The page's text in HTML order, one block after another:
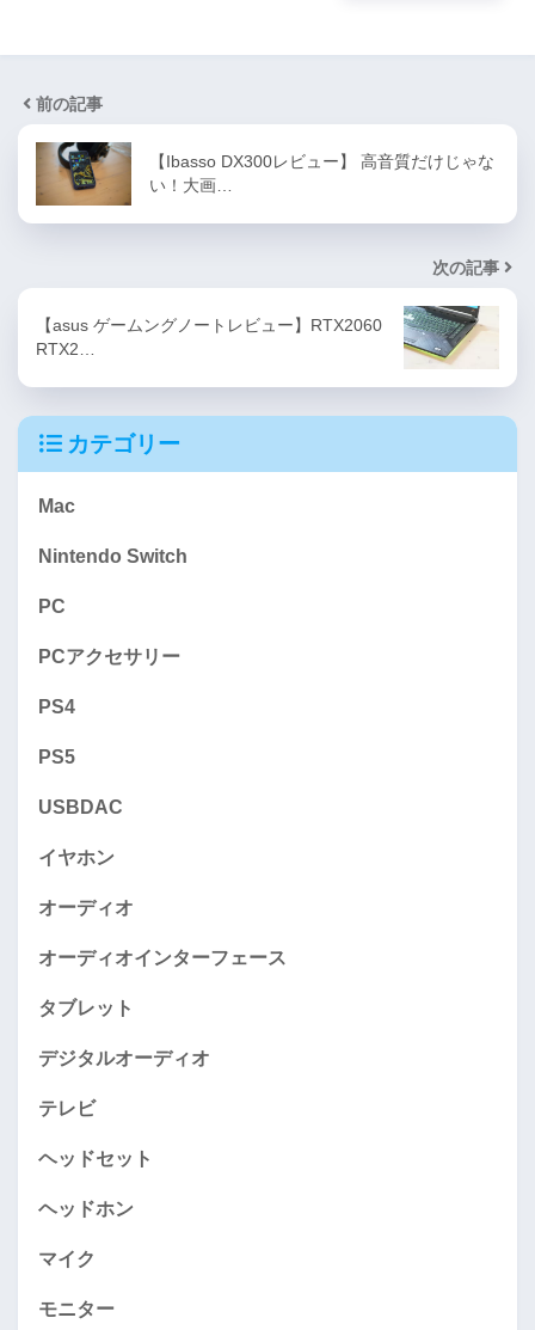
前の記事
【Ibasso DX300レビュー】 高音質だけじゃな
い！大画…
次の記事
【asus ゲームングノートレビュー】RTX2060
RTX2…
カテゴリー
Mac
Nintendo Switch
PC
PCアクセサリー
PS4
PS5
USBDAC
イヤホン
オーディオ
オーディオインターフェース
タブレット
デジタルオーディオ
テレビ
ヘッドセット
ヘッドホン
マイク
モニター